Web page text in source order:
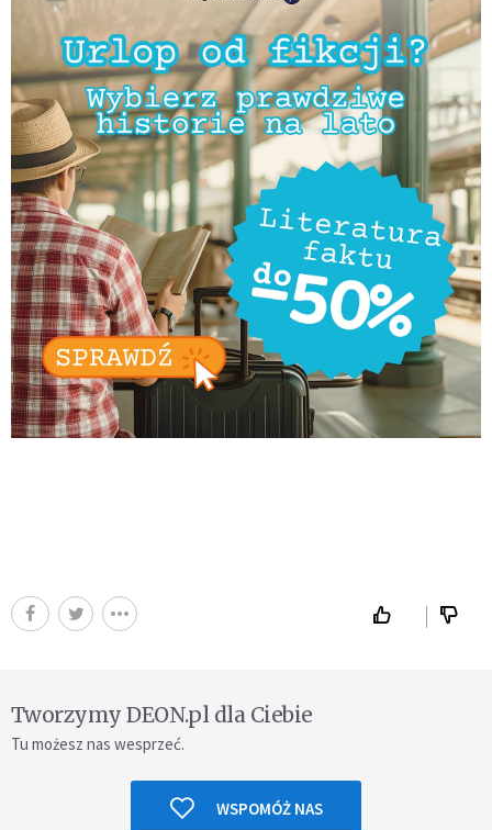
Tworzymy DEON.pl dla Ciebie
Tu możesz nas wesprzeć.
WSPOMÓŻ NAS